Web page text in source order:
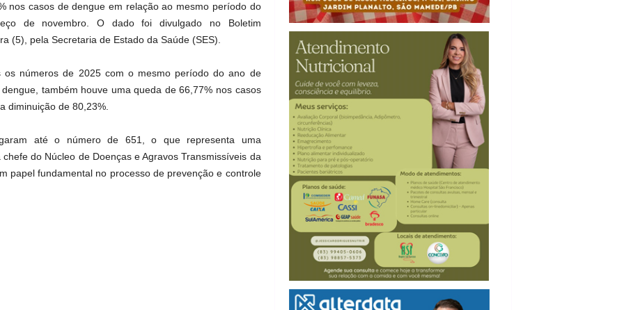
nos casos de dengue em relação ao mesmo período do
de novembro. O dado foi divulgado no Boletim
(5), pela Secretaria de Estado da Saúde (SES).
os números de 2025 com o mesmo período do ano de
também houve uma queda de 66,77% nos casos
diminuição de 80,23%.
até o número de 651, o que representa uma
do Núcleo de Doenças e Agravos Transmissíveis da
papel fundamental no processo de prevenção e controle